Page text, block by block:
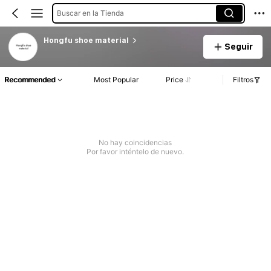
Buscar en la Tienda
Hongfu shoe material
Seguir
Recommended Most Popular Price Filtros
No hay coincidencias
Por favor inténtelo de nuevo.